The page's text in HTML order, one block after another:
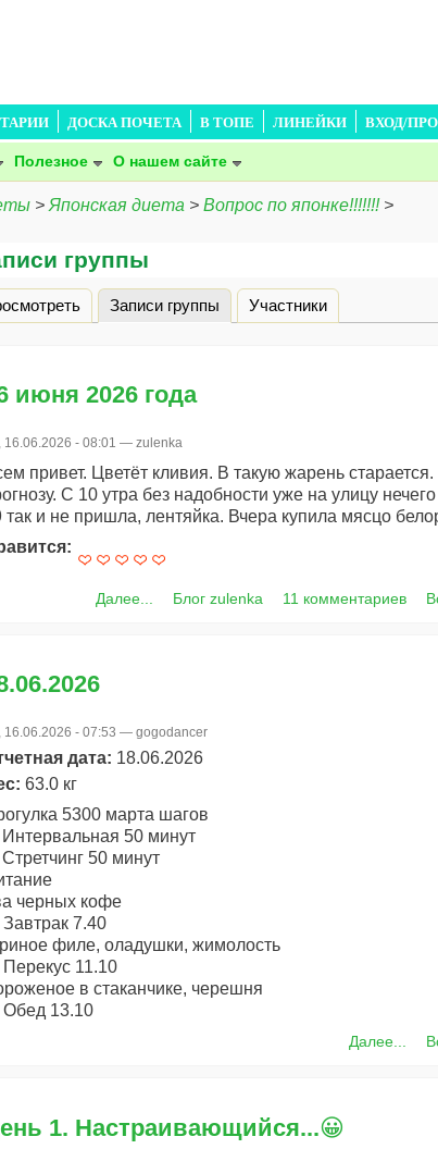
ДОСКА ПОЧЕТА В ТОПЕ ЛИНЕЙКИ ВХОД/
Полезное О нашем сайте
> Японская диета > Вопрос по японке!!!!!!!>
группы
вкладки
Записи группы (активная вкладка)
Участники
июня 2026 года
16.06.2026 - 08:01 — zulenka
привет. Цветёт кливия. В такую жарень
С 10 утра без надобности уже на улицу
так и не пришла, лентяйка. Вчера купила мясцо
Далее... Блог zulenka 11 комментариев
16.06.2026 - 07:53 — gogodancer
дата: 18.06.2026
63.0 кг
5300 марта шагов
Интервальная 50 минут
Стретчинг 50 минут
черных кофе
7.40
филе, оладушки, жимолость
11.10
в стаканчике, черешня
13.10
Далее...
1. Настраивающийся...😀